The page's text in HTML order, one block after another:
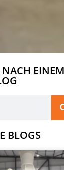
NACH EINEM
BLOGS